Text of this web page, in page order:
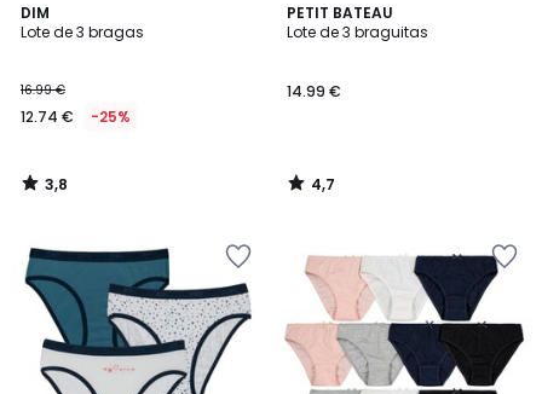
DIM
Lote de 3 bragas
16.99 €
12.74 € -25%
3,8
/ 5
3,8
/
PETIT BATEAU
Lote de 3 braguitas
14.99 €
4,7
/ 5
4,7
/